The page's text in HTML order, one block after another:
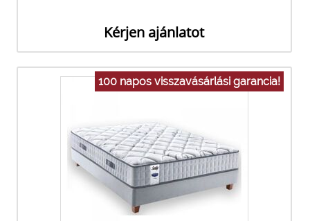
Kérjen ajánlatot
100 napos visszavásárlási garancia!